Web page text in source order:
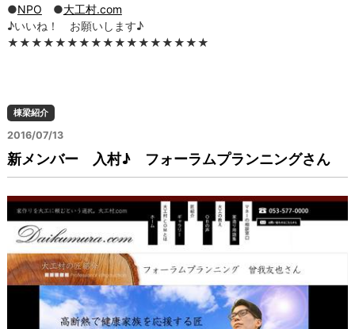
●NPO ●大工村.com
♪いいね！ お願いします♪
★★★★★★★★★★★★★★★★★
棟梁紹介
2016/07/13
新メンバー 入村♪ フォーラムプランニングさん